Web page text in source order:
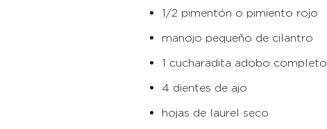
1/2 pimentón o pimiento rojo
manojo pequeño de cilantro
1 cucharadita adobo completo
4 dientes de ajo
hojas de laurel seco